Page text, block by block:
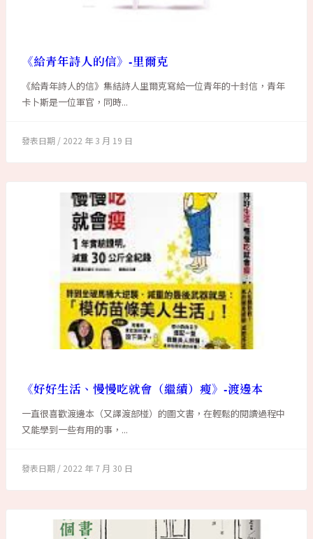
《給青年詩人的信》-里爾克
《給青年詩人的信》集結詩人里爾克寫給一位青年的十封信，青年
卡卜斯是一位軍官，同時...
2022 年 3 月 19 日
《好好生活、慢慢吃就會（繼續）瘦》-渡邊本
一直很喜歡渡邊本（又譯渡部椪）的圖文書，在輕鬆的閱讀過程中
又能學到一些有用的事，...
2022 年 7 月 30 日